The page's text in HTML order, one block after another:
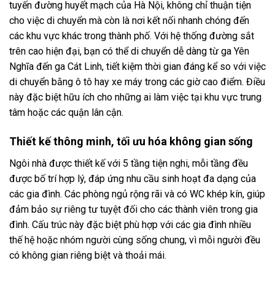
tuyến đường huyết mạch của Hà Nội, không chỉ thuận tiện
cho việc di chuyển mà còn là nơi kết nối nhanh chóng đến
các khu vực khác trong thành phố. Với hệ thống đường sắt
trên cao hiện đại, bạn có thể di chuyển dễ dàng từ ga Yên
Nghĩa đến ga Cát Linh, tiết kiệm thời gian đáng kể so với việc
di chuyển bằng ô tô hay xe máy trong các giờ cao điểm. Điều
này đặc biệt hữu ích cho những ai làm việc tại khu vực trung
tâm hoặc các quận lân cận.
Thiết kế thông minh, tối ưu hóa không gian sống
Ngôi nhà được thiết kế với 5 tầng tiện nghi, mỗi tầng đều
được bố trí hợp lý, đáp ứng nhu cầu sinh hoạt đa dạng của
các gia đình. Các phòng ngủ rộng rãi và có WC khép kín, giúp
đảm bảo sự riêng tư tuyệt đối cho các thành viên trong gia
đình. Cấu trúc này đặc biệt phù hợp với các gia đình nhiều
thế hệ hoặc nhóm người cùng sống chung, vì mỗi người đều
có không gian riêng biệt và thoải mái.